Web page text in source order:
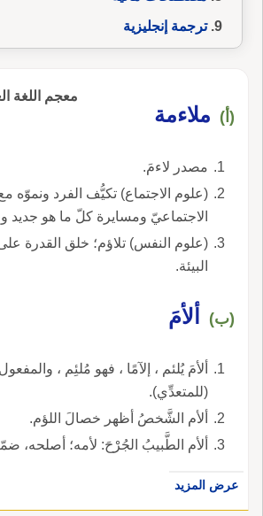
ترجمة إنجليزية
معجم اللغة
(أ) ملاءمة
مصدر لاءمَ.
(علوم الاجتماع) تكيُّف الفرد ونموّه مع
الاجتماعيّ ومسايرة كلّ ما هو جديد
(علوم النفس) تلاؤم؛ خلق القدرة
البيئة.
(ب) ألأمَ
ألأمَ يُلئم ، إلآمًا ، فهو مُلئِم ،
(للمتعدِّي).
ألأم الشَّخصُ أظهر خصالَ اللؤم.
ألأم الطَّبيبُ الجُرْحَ: لأمه؛ أصلحه،
عرض المزيد